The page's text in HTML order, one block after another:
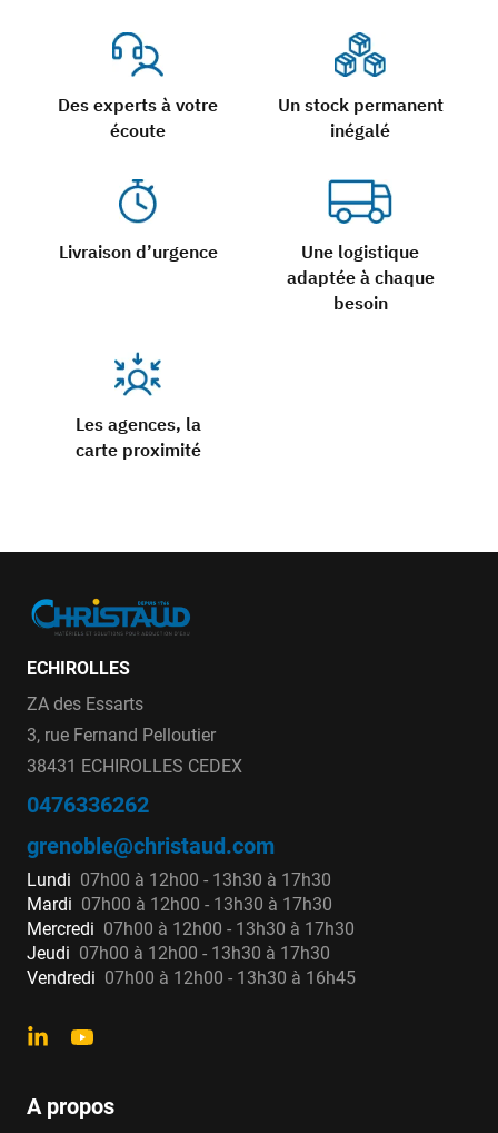
Des experts à votre
écoute
Un stock permanent
inégalé
Livraison d’urgence
Une logistique
adaptée à chaque
besoin
Les agences, la
carte proximité
ECHIROLLES
ZA des Essarts
3, rue Fernand Pelloutier
38431 ECHIROLLES CEDEX
0476336262
grenoble@christaud.com
Lundi 07h00 à 12h00 - 13h30 à 17h30
Mardi 07h00 à 12h00 - 13h30 à 17h30
Mercredi 07h00 à 12h00 - 13h30 à 17h30
Jeudi 07h00 à 12h00 - 13h30 à 17h30
Vendredi 07h00 à 12h00 - 13h30 à 16h45
A propos